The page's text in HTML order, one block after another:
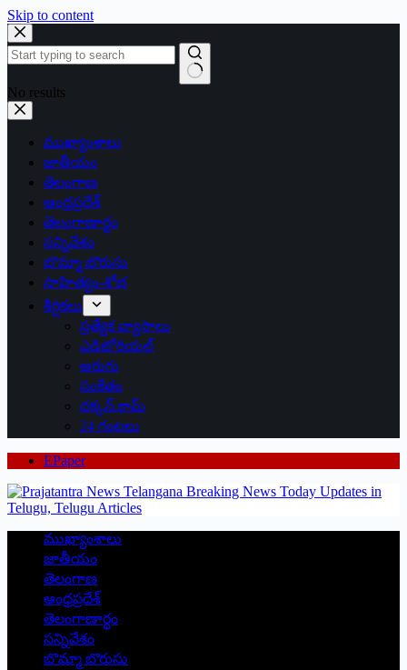
Skip to content
No results
ముఖ్యాంశాలు
జాతీయం
తెలంగాణ
ఆంధ్రప్రదేశ్
తెలంగాణార్థం
సన్నివేశం
బొమ్మా బొరుసు
సాహిత్యం-శోభ
శీర్షికలు
ప్రత్యేక వ్యాసాలు
ఎడిటోరియల్
అరుగు
సంకేతం
దక్కన్.కామ్
24 గంటలు
EPaper
ముఖ్యాంశాలు
జాతీయం
తెలంగాణ
ఆంధ్రప్రదేశ్
తెలంగాణార్థం
సన్నివేశం
బొమ్మా బొరుసు